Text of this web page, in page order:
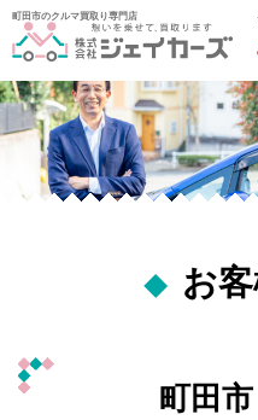
町田市のクルマ買取り専門店
お
町田
最
町田市 K様より